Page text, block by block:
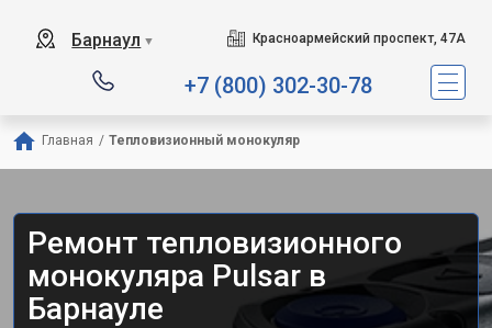
Барнаул ▼ Красноармейский проспект, 47А
+7 (800) 302-30-78
Главная / Тепловизионный монокуляр
Ремонт тепловизионного
монокуляра Pulsar в
Барнауле